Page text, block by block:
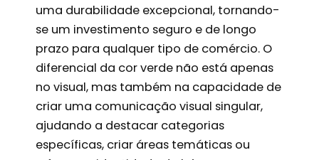
uma durabilidade excepcional, tornando-
se um investimento seguro e de longo
prazo para qualquer tipo de comércio. O
diferencial da cor verde não está apenas
no visual, mas também na capacidade de
criar uma comunicação visual singular,
ajudando a destacar categorias
específicas, criar áreas temáticas ou